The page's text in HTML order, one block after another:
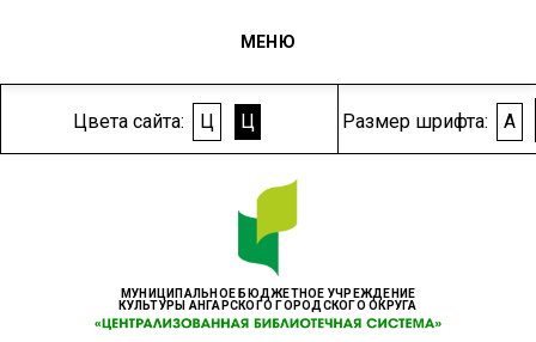
Цвета сайта: Ц Ц Размер шрифта: A
МУНИЦИПАЛЬНОЕ БЮДЖЕТНОЕ УЧРЕЖДЕНИЕ
КУЛЬТУРЫ АНГАРСКОГО ГОРОДСКОГО ОКРУГА
МЕНЮ